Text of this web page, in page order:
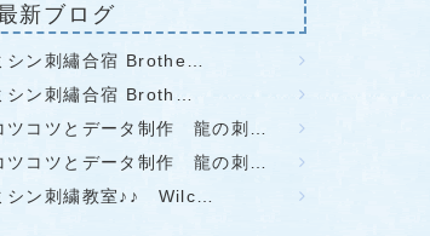
新ブログ
シン刺繡合宿 Brothe…
シン刺繡合宿 Broth…
ツコツとデータ制作 龍の刺…
ツコツとデータ制作 龍の刺…
シン刺繍教室♪♪ Wilc…